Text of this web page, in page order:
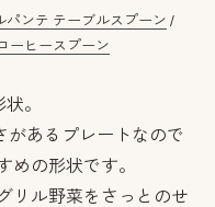
パンテ テーブルスプーン /
ーヒースプーン
。
があるプレートなので
めの形状です。
リル野菜をさっとのせ